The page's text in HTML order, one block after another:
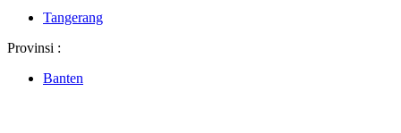
Tangerang
Provinsi :
Banten